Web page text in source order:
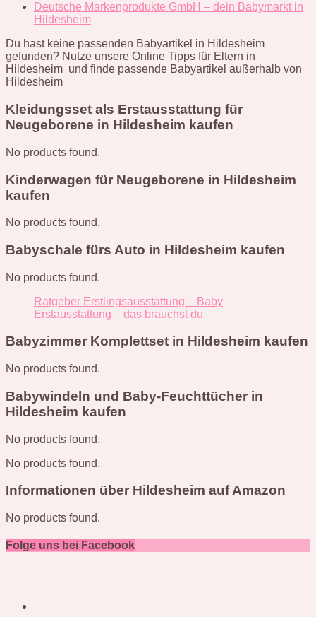
Deutsche Markenprodukte GmbH – dein Babymarkt in
Hildesheim
Du hast keine passenden Babyartikel in Hildesheim
gefunden? Nutze unsere Online Tipps für Eltern in
Hildesheim und finde passende Babyartikel außerhalb von
Hildesheim
Kleidungsset als Erstausstattung für
Neugeborene in Hildesheim kaufen
No products found.
Kinderwagen für Neugeborene in Hildesheim
kaufen
No products found.
Babyschale fürs Auto in Hildesheim kaufen
No products found.
Ratgeber Erstlingsausstattung – Baby
Erstausstattung – das brauchst du
Babyzimmer Komplettset in Hildesheim kaufen
No products found.
Babywindeln und Baby-Feuchttücher in
Hildesheim kaufen
No products found.
No products found.
Informationen über Hildesheim auf Amazon
No products found.
Folge uns bei Facebook